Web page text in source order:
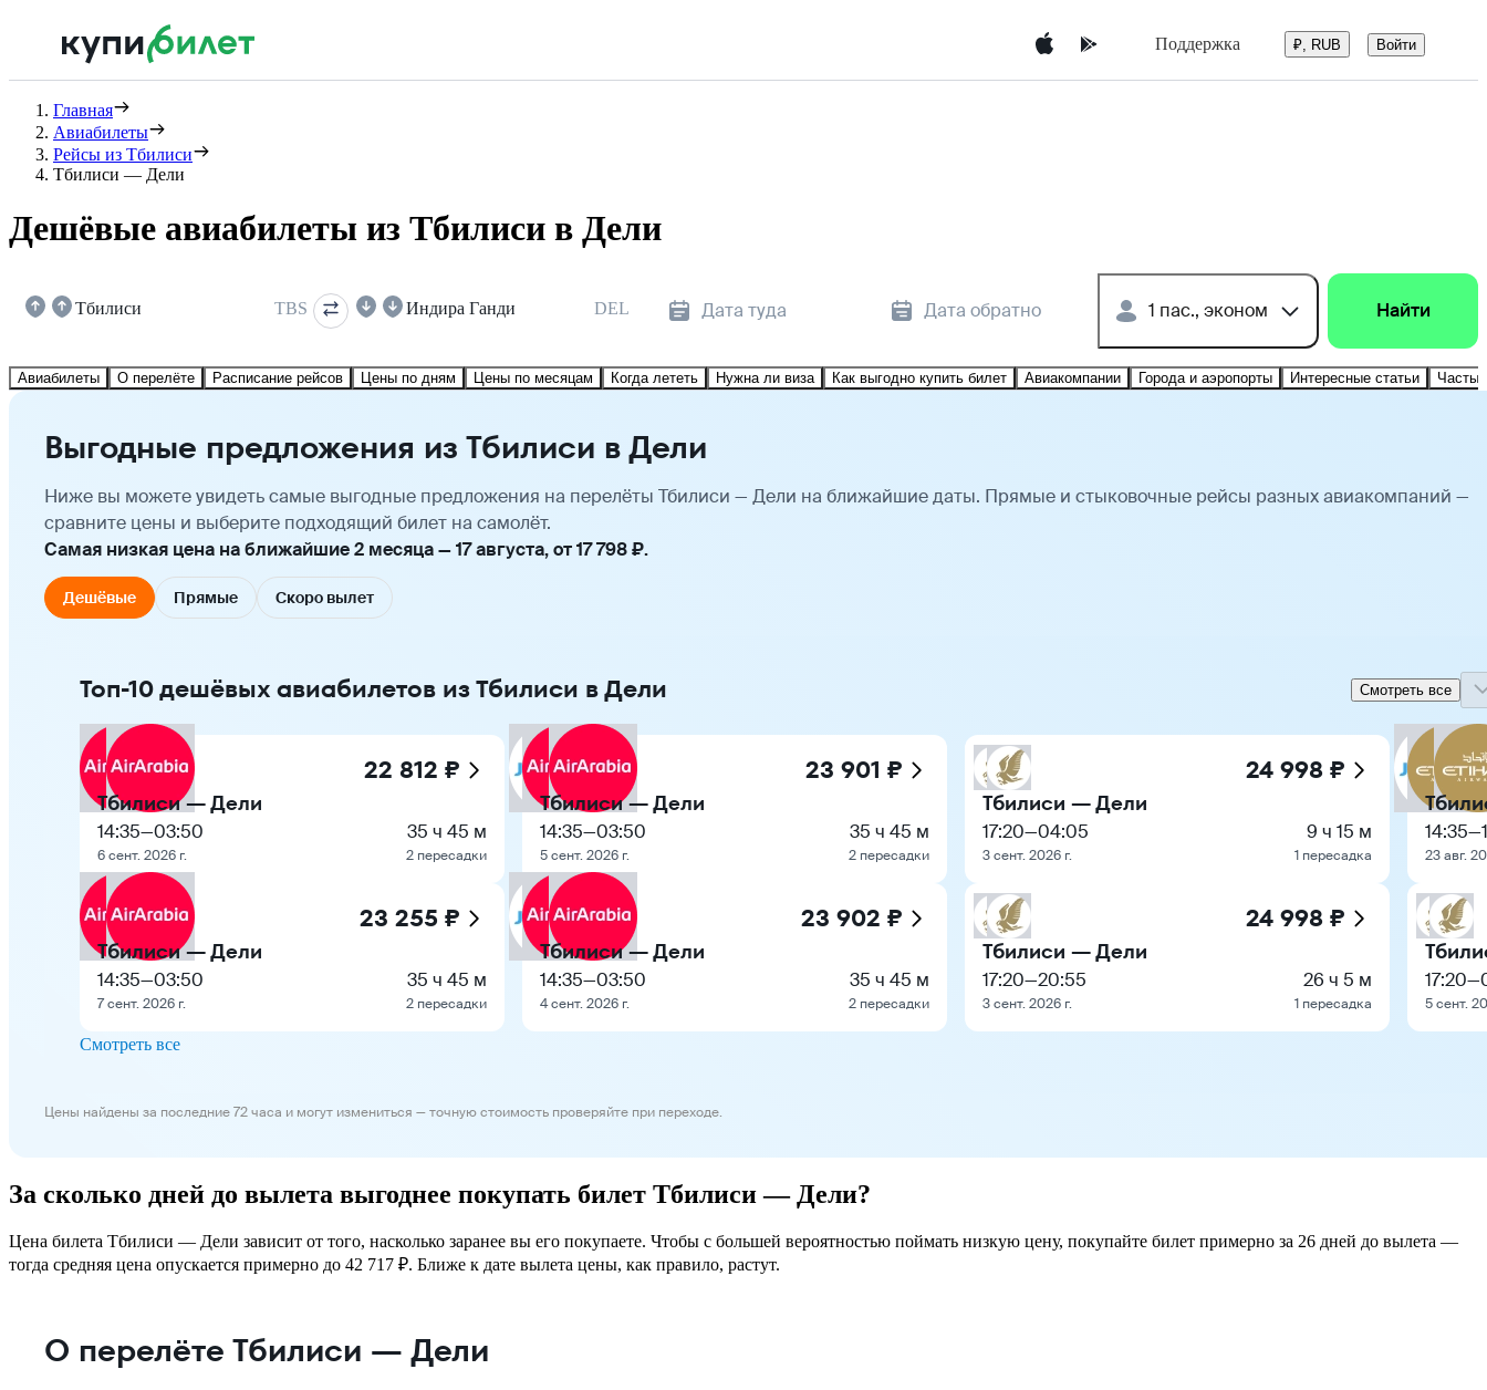
Поддержка ₽, RUB Войти
Главная
Авиабилеты
Рейсы из Тбилиси
Тбилиси — Дели
Дешёвые авиабилеты из Тбилиси в Дели
Тбилиси TBS Индира Ганди DEL Дата туда Дата обратно 1 пас., эконом Найти
Авиабилеты О перелёте Расписание рейсов Цены по дням Цены по месяцам Когда лететь Нужна ли виза Как выгодно купить билет Авиакомпании Города и аэропорты Интересные статьи
Выгодные предложения из Тбилиси в Дели
Ниже вы можете увидеть самые выгодные предложения на перелёты Тбилиси — Дели на ближайшие даты. Прямые и стыковочные рейсы разных авиакомпаний —
сравните цены и выберите подходящий билет на самолёт.
Самая низкая цена на ближайшие 2 месяца — 17 августа, от 17 798 ₽.
Дешёвые Прямые Скоро вылет
Топ-10 дешёвых авиабилетов из Тбилиси в Дели Смотреть все
22 812 ₽
Тбилиси — Дели
14:35—03:50
6 сент. 2026 г.
35 ч 45 м
2 пересадки
23 255 ₽
Тбилиси — Дели
14:35—03:50
7 сент. 2026 г.
35 ч 45 м
2 пересадки
23 901 ₽
Тбилиси — Дели
14:35—03:50
5 сент. 2026 г.
35 ч 45 м
2 пересадки
23 902 ₽
Тбилиси — Дели
14:35—03:50
4 сент. 2026 г.
35 ч 45 м
2 пересадки
24 998 ₽
Тбилиси — Дели
17:20—04:05
3 сент. 2026 г.
9 ч 15 м
1 пересадка
24 998 ₽
Тбилиси — Дели
17:20—20:55
3 сент. 2026 г.
26 ч 5 м
1 пересадка
14:35—
23 авг.
17:20—
5 сент.
Смотреть все
Цены найдены за последние 72 часа и могут измениться — точную стоимость проверяйте при переходе.
За сколько дней до вылета выгоднее покупать билет Тбилиси — Дели?
Цена билета Тбилиси — Дели зависит от того, насколько заранее вы его покупаете. Чтобы с большей вероятностью поймать низкую цену, покупайте билет примерно за 26 дней до вылета —
тогда средняя цена опускается примерно до 42 717 ₽. Ближе к дате вылета цены, как правило, растут.
О перелёте Тбилиси — Дели